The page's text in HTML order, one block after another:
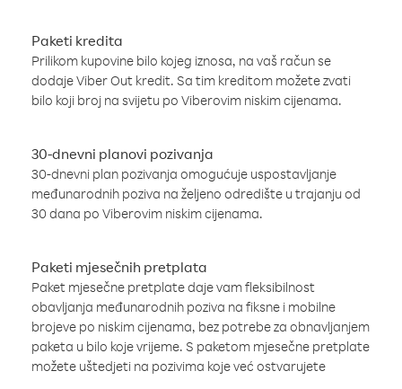
Paketi kredita
Prilikom kupovine bilo kojeg iznosa, na vaš račun se
dodaje Viber Out kredit. Sa tim kreditom možete zvati
bilo koji broj na svijetu po Viberovim niskim cijenama.
30-dnevni planovi pozivanja
30-dnevni plan pozivanja omogućuje uspostavljanje
međunarodnih poziva na željeno odredište u trajanju od
30 dana po Viberovim niskim cijenama.
Paketi mjesečnih pretplata
Paket mjesečne pretplate daje vam fleksibilnost
obavljanja međunarodnih poziva na fiksne i mobilne
brojeve po niskim cijenama, bez potrebe za obnavljanjem
paketa u bilo koje vrijeme. S paketom mjesečne pretplate
možete uštedjeti na pozivima koje već ostvarujete